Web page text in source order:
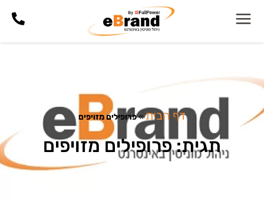
דף הבית»פרופילים מזויפים
תגית: פרופילים מזויפים